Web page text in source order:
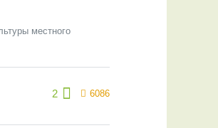
местного
2 6086